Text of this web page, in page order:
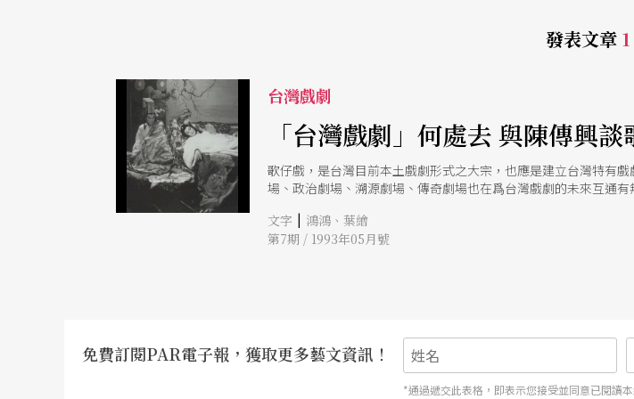
發表文章 1
台灣戲劇
「台灣戲劇」何處去 與陳傳興
歌仔戲，是台灣目前本土戲劇形式之大宗，也應是建立台灣特有
場、政治劇場、溯源劇場、傳奇劇場也在爲台灣戲劇的未來互通
文字 | 鴻鴻、葉繪
第7期 / 1993年05月號
免費訂閱PAR電子報，獲取更多藝文資訊！
*通過遞交此表格，即表示您接受並同意已閱讀